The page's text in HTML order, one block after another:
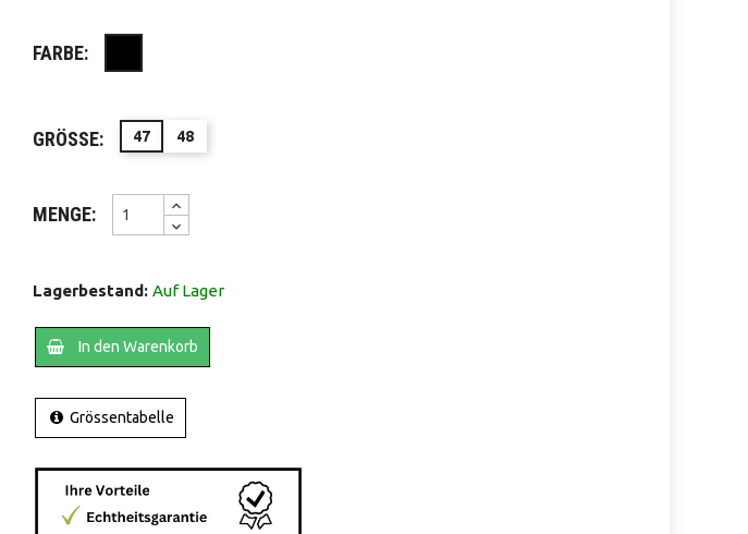
FARBE:
GRÖSSE: 47 48
MENGE:
Lagerbestand: Auf Lager
In den Warenkorb
Grössentabelle